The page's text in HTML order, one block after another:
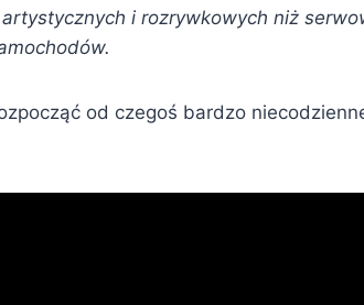
i rozrywkowych niż
od czegoś bardzo